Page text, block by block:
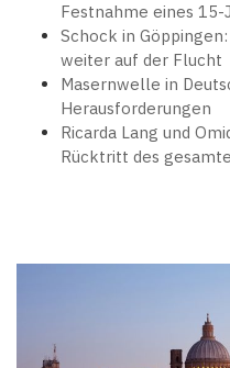
Festnahme eines
Schock in
weiter auf der Flucht
Masernwelle in
Herausforderungen
Ricarda Lang und
Rücktritt des